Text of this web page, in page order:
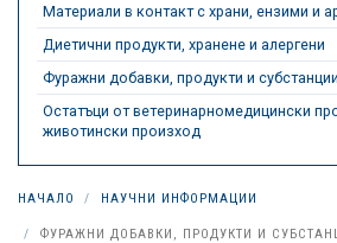
Материали в контакт с храни, ензими и
Диетични продукти, хранене и алергени
Фуражни добавки, продукти и
Остатъци от ветеринарномедицински
животински произход
НАЧАЛО НАУЧНИ ИНФОРМАЦИИ
ФУРАЖНИ ДОБАВКИ, ПРОДУКТИ И